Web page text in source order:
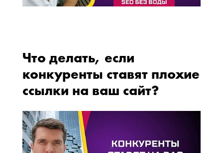
Что делать, если
конкуренты ставят плохие
ссылки на ваш сайт?